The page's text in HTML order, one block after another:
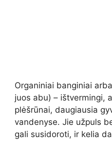
Organiniai banginiai
juos abu) – ištvermingi,
plėšrūnai, daugiausia
vandenyse. Jie užpuls
gali susidoroti, ir kelia